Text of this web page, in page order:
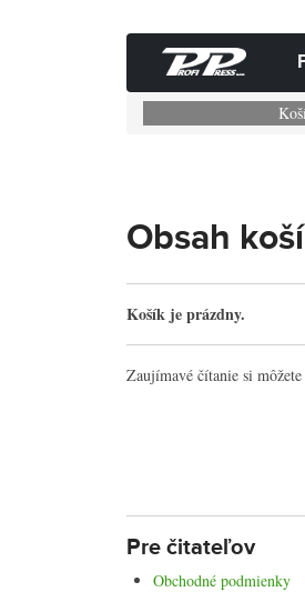
Obsah
Košík je prázdny.
Zaujímavé čítanie si
Pre čitateľov
Obchodné podmienky